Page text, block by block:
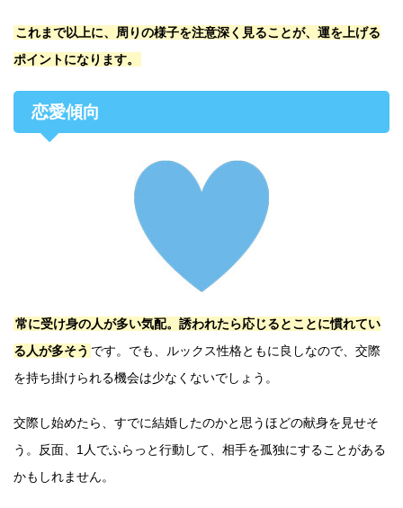
これまで以上に、周りの様子を注意深く見ることが、運を上げる
ポイントになります。
恋愛傾向
常に受け身の人が多い気配。誘われたら応じるとことに慣れてい
る人が多そう です。でも、ルックス性格ともに良しなので、交際
を持ち掛けられる機会は少なくないでしょう。
交際し始めたら、すでに結婚したのかと思うほどの献身を見せそ
う。反面、1人でふらっと行動して、相手を孤独にすることがある
かもしれません。